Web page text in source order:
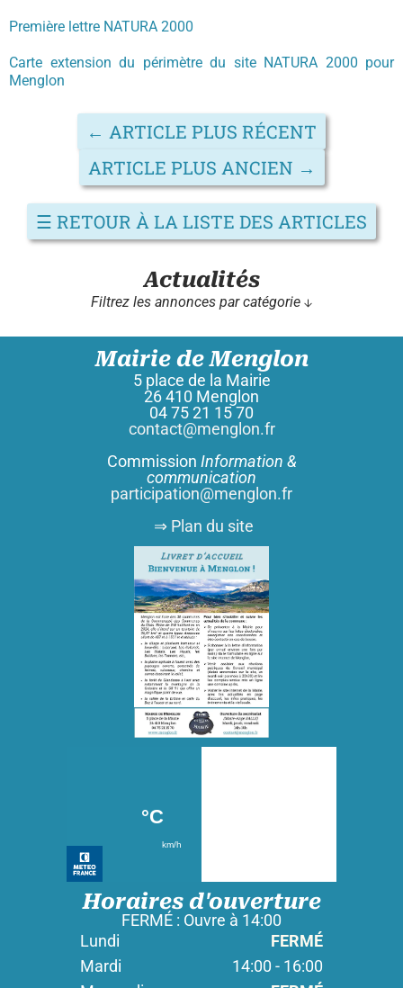
Première lettre NATURA 2000
Carte extension du périmètre du site NATURA 2000 pour
Menglon
← ARTICLE PLUS RÉCENT
ARTICLE PLUS ANCIEN →
☰ RETOUR À LA LISTE DES ARTICLES
Actualités
Filtrez les annonces par catégorie ↓
Mairie de Menglon
5 place de la Mairie
26 410 Menglon
04 75 21 15 70
contact@menglon.fr
Commission Information &
communication
participation@menglon.fr
⇒ Plan du site
Horaires d'ouverture
FERMÉ : Ouvre à 14:00
Lundi
FERMÉ
Mardi
14:00 - 16:00